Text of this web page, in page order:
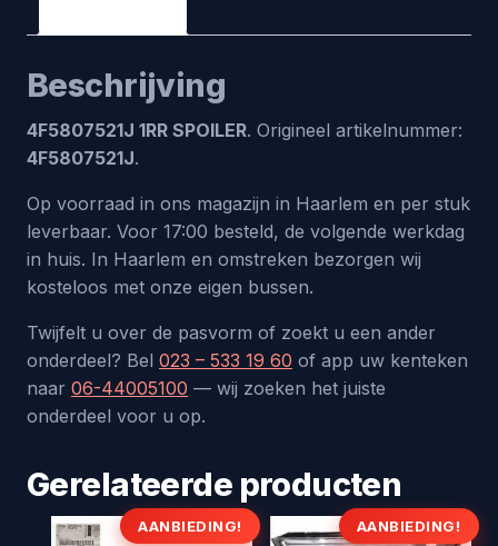
Beschrijving
4F5807521J 1RR SPOILER. Origineel artikelnummer:
4F5807521J.
Op voorraad in ons magazijn in Haarlem en per stuk
leverbaar. Voor 17:00 besteld, de volgende werkdag
in huis. In Haarlem en omstreken bezorgen wij
kosteloos met onze eigen bussen.
Twijfelt u over de pasvorm of zoekt u een ander
onderdeel? Bel 023 – 533 19 60 of app uw kenteken
naar 06-44005100 — wij zoeken het juiste
onderdeel voor u op.
Gerelateerde producten
AANBIEDING! AANBIEDING!